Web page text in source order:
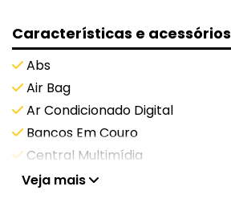
Características e acessórios
Abs
Air Bag
Ar Condicionado Digital
Bancos Em Couro
Central Multimídia
Veja mais